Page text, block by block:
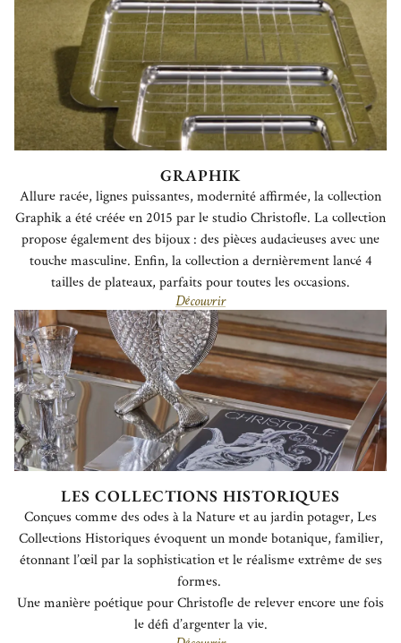
GRAPHIK
Allure racée, lignes puissantes, modernité affirmée, la collection
Graphik a été créée en 2015 par le studio Christofle. La collection
propose également des bijoux : des pièces audacieuses avec une
touche masculine. Enfin, la collection a dernièrement lancé 4
tailles de plateaux, parfaits pour toutes les occasions.
Découvrir
LES COLLECTIONS HISTORIQUES
Conçues comme des odes à la Nature et au jardin potager, Les
Collections Historiques évoquent un monde botanique, familier,
étonnant l’œil par la sophistication et le réalisme extrême de ses
formes.
Une manière poétique pour Christofle de relever encore une fois
le défi d’argenter la vie.